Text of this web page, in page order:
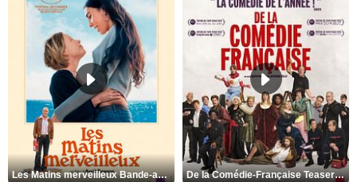
Les Matins merveilleux Bande-annonce VF De la Comédie-Française Teaser VF